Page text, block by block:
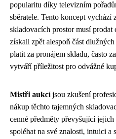
popularitu díky televizním
sběratele. Tento koncept vychází
skladovacích prostor musí prodat
získali zpět alespoň část
platit za pronájem skladu, často
vytváří příležitost pro odvážné
Mistři aukcíjsou zkušení
nákup těchto tajemných
cenné předměty převyšující
spoléhat na své znalosti, intuici a